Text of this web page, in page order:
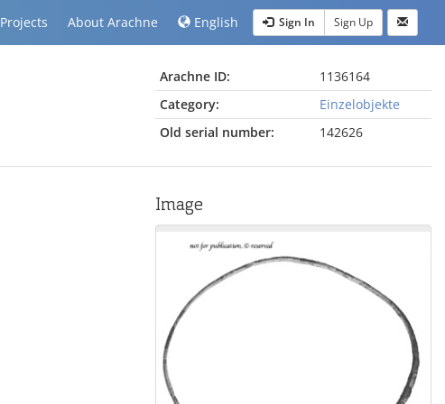
Projects About Arachne English Sign In Sign Up
Arachne ID:
1136164
Category:
Einzelobjekte
Old serial number:
142626
Image